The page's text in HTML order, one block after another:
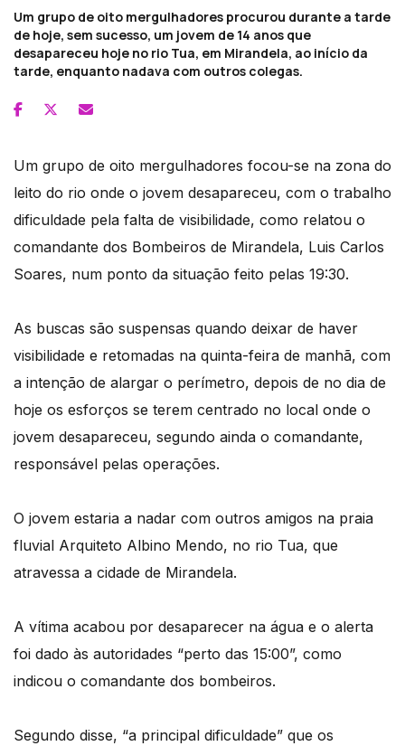
Um grupo de oito mergulhadores procurou durante a tarde
de hoje, sem sucesso, um jovem de 14 anos que
desapareceu hoje no rio Tua, em Mirandela, ao início da
tarde, enquanto nadava com outros colegas.
Um grupo de oito mergulhadores focou-se na zona do
leito do rio onde o jovem desapareceu, com o trabalho
dificuldade pela falta de visibilidade, como relatou o
comandante dos Bombeiros de Mirandela, Luis Carlos
Soares, num ponto da situação feito pelas 19:30.
As buscas são suspensas quando deixar de haver
visibilidade e retomadas na quinta-feira de manhã, com
a intenção de alargar o perímetro, depois de no dia de
hoje os esforços se terem centrado no local onde o
jovem desapareceu, segundo ainda o comandante,
responsável pelas operações.
O jovem estaria a nadar com outros amigos na praia
fluvial Arquiteto Albino Mendo, no rio Tua, que
atravessa a cidade de Mirandela.
A vítima acabou por desaparecer na água e o alerta
foi dado às autoridades “perto das 15:00”, como
indicou o comandante dos bombeiros.
Segundo disse, “a principal dificuldade” que os